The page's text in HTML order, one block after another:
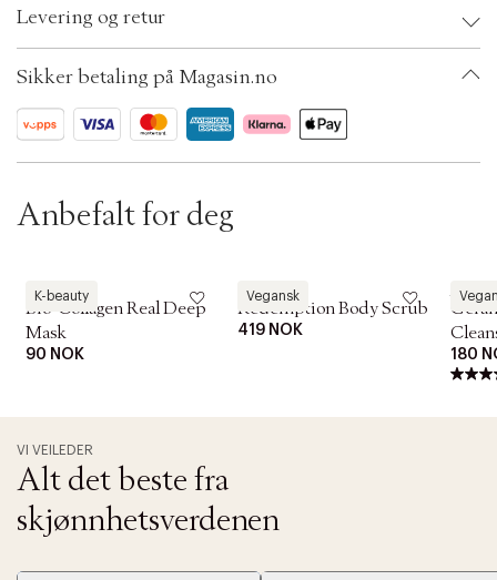
EAN: 9319944007732
ID: ACEA58-0008
Levering og retur
Sikker betaling på Magasin.no
Anbefalt for deg
K-beauty
Biodance
Bio-Collagen Real Deep
Mask
90 NOK
Vegansk
Aesop
Redemption Body Scrub
419 NOK
Aesop
180
VI VEILEDER
Alt det beste fra
skjønnhetsverdenen